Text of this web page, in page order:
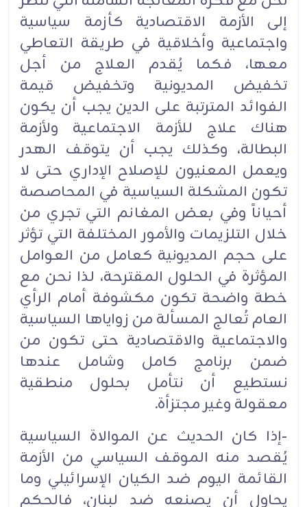
إلى الأزمة الاقتصادية كأزمة سياسية
واجتماعية وأخلاقية في طريقة التعاطي
معها، فكما يُقدم العلاج من أجل
تخفيض المديونية وتخفيض قيمة
الفوائد المترتبة على الدين يجب أن يكون
هناك علاج للأزمة الاجتماعية ولأزمة
البطالة، وكذلك يجب أن يتوقف الهدر
ويعمل المعنيون للإصلاح الإداري حتى لا
تكون المشكلة السياسية في المحاصصة
أحياناً وفي بعض المغانم التي تجري من
خلال التلزيمات والأمور المختلفة التي تؤثر
على حجم المديونية كعامل من العوامل
المؤثرة في الحلول المقترحة، لذا نحن مع
خطة واضحة تكون مكشوفة أمام الرأي
العام تُعالج المسألة من زواياها السياسية
والاجتماعية والاقتصادية حتى تكون من
ضمن برنامج كامل وشامل عندها
نستطيع أن نتأمل بحلول منطقية
معقولة وغير مجتزأة.
-إذا كان الحديث عن الموالاة السياسية
يُقصد منه الموقف السياسي من الأزمة
القائمة اليوم ضد الكيان الإسرائيلي وما
يحاول أن يصنعه ضد لبنان، فالحكم